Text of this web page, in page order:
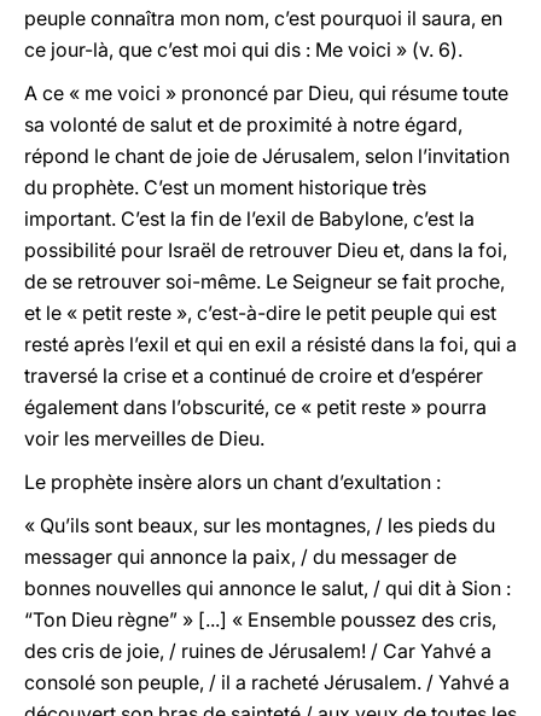
peuple connaîtra mon nom, c’est pourquoi il saura, en
ce jour-là, que c’est moi qui dis : Me voici » (v. 6).
A ce « me voici » prononcé par Dieu, qui résume toute
sa volonté de salut et de proximité à notre égard,
répond le chant de joie de Jérusalem, selon l’invitation
du prophète. C’est un moment historique très
important. C’est la fin de l’exil de Babylone, c’est la
possibilité pour Israël de retrouver Dieu et, dans la foi,
de se retrouver soi-même. Le Seigneur se fait proche,
et le « petit reste », c’est-à-dire le petit peuple qui est
resté après l’exil et qui en exil a résisté dans la foi, qui a
traversé la crise et a continué de croire et d’espérer
également dans l’obscurité, ce « petit reste » pourra
voir les merveilles de Dieu.
Le prophète insère alors un chant d’exultation :
« Qu’ils sont beaux, sur les montagnes, / les pieds du
messager qui annonce la paix, / du messager de
bonnes nouvelles qui annonce le salut, / qui dit à Sion :
“Ton Dieu règne” » [...] « Ensemble poussez des cris,
des cris de joie, / ruines de Jérusalem! / Car Yahvé a
consolé son peuple, / il a racheté Jérusalem. / Yahvé a